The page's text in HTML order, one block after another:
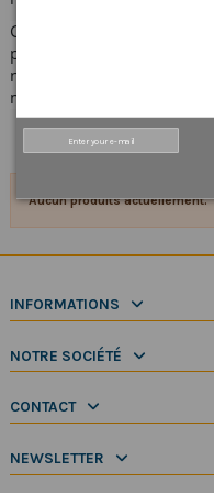
Grâce à des options de
propose la marque
n’importe quel dériveur,
même en station fixe.
Aucun produits actuellement.
INFORMATIONS
NOTRE SOCIÉTÉ
CONTACT
NEWSLETTER